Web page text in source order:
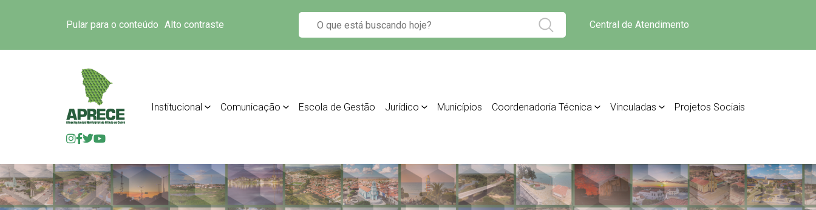
Pular para o conteúdo Alto contraste Central de Atendimento
Institucional Comunicação Escola de Gestão Jurídico Municípios Coordenadoria Técnica Vinculadas Projetos Sociais